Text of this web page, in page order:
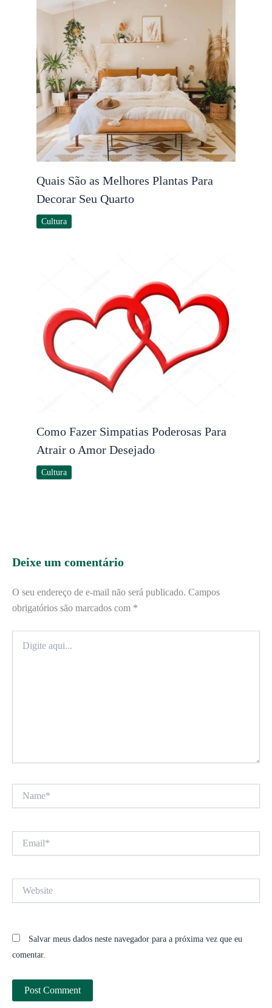
Quais São as Melhores Plantas Para
Decorar Seu Quarto
Cultura
Como Fazer Simpatias Poderosas Para
Atrair o Amor Desejado
Cultura
Deixe um comentário
O seu endereço de e-mail não será publicado. Campos
obrigatórios são marcados com *
aqui...
Salvar meus dados neste navegador para a próxima vez que eu
comentar.